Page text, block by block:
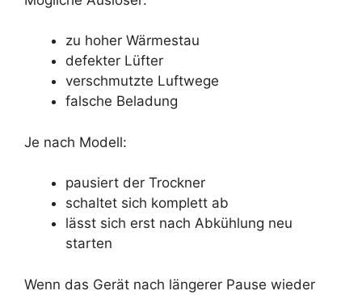
zu hoher Wärmestau
defekter Lüfter
verschmutzte Luftwege
falsche Beladung
Je nach Modell:
pausiert der Trockner
schaltet sich komplett ab
lässt sich erst nach Abkühlung neu
starten
Wenn das Gerät nach längerer Pause wieder